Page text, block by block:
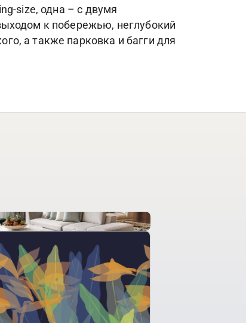
size, одна – с двумя
к побережью, неглубокий
а также парковка и багги для